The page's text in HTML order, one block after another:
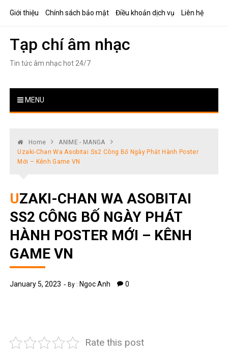
Giới thiệu Chính sách bảo mật Điều khoản dịch vụ Liên hệ
Tạp chí âm nhạc
Tin tức âm nhạc hot 24/7
MENU
Home
ANIME - MANGA
Uzaki-Chan Wa Asobitai Ss2 Công Bố Ngày Phát Hành Poster
Mới – Kênh Game VN
UZAKI-CHAN WA ASOBITAI
SS2 CÔNG BỐ NGÀY PHÁT
HÀNH POSTER MỚI – KÊNH
GAME VN
January 5, 2023 By : Ngoc Anh 0
Rate this post